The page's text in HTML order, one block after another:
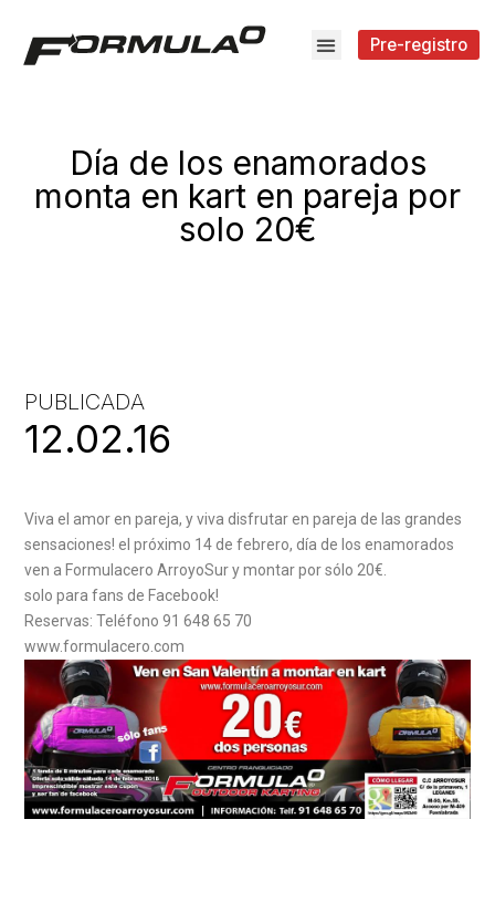
Pre-registro
Día de los enamorados
monta en kart en pareja por
solo 20€
PUBLICADA
12.02.16
Viva el amor en pareja, y viva disfrutar en pareja de las grandes
sensaciones! el próximo 14 de febrero, día de los enamorados
ven a Formulacero ArroyoSur y montar por sólo 20€.
solo para fans de Facebook!
Reservas: Teléfono 91 648 65 70
www.formulacero.com